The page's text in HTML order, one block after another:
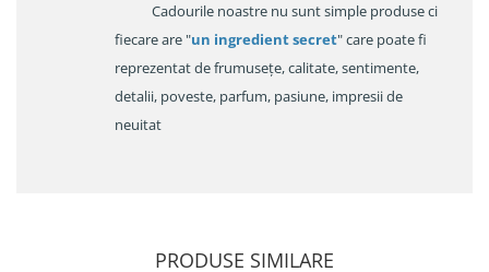
Cadourile noastre nu sunt simple produse ci
fiecare are "un ingredient secret" care poate fi
reprezentat de frumusețe, calitate, sentimente,
detalii, poveste, parfum, pasiune, impresii de
neuitat
PRODUSE SIMILARE